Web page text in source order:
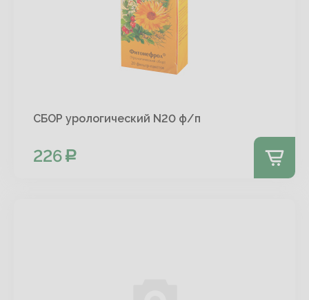
СБОР урологический N20 ф/п
226